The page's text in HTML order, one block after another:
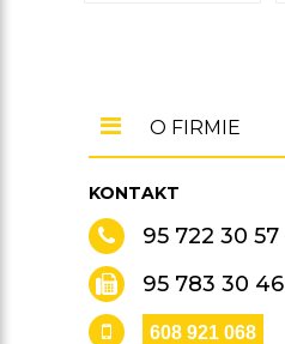
KONTAKT
95 722 30 57
95 783 30 46
608 921 068
O FIRMIE